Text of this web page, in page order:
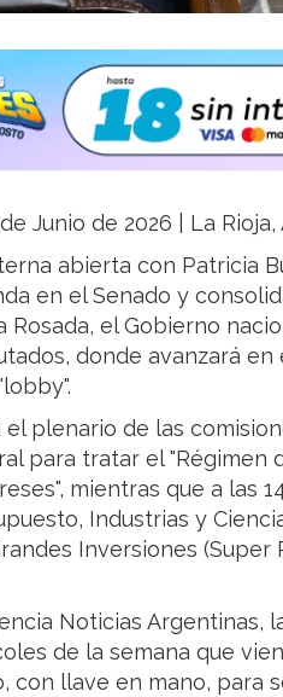
Junio de 2026 | La
abierta con Patricia
en el Senado y
Rosada, el Gobierno
donde avanzará
el plenario de las
para tratar el
mientras que a las
Industrias y
Inversiones (Super
Noticias Argentinas,
de la semana que
con llave en mano, para